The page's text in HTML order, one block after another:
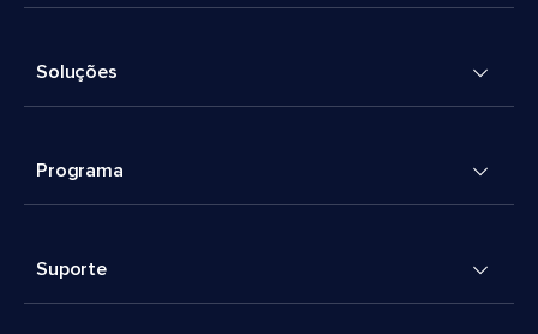
Soluções
Programa
Suporte